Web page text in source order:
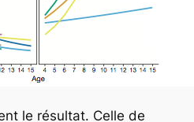
le résultat. Celle de